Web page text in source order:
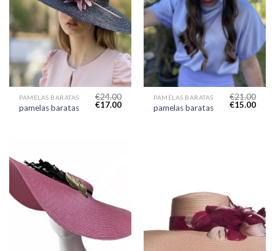
PAMELAS BARATAS
pamelas baratas
€24.00
€17.00
PAMELAS BARATAS
pamelas baratas
€21.00
€15.00